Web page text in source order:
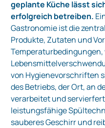
geplante Küche lässt
erfolgreich betreiben.
Gastronomie ist die
Produkte, Zutaten und
von Hygienevorschriften
des Betriebs, der Ort, an
verarbeitet und
leistungsfähige
sauberes Geschirr und